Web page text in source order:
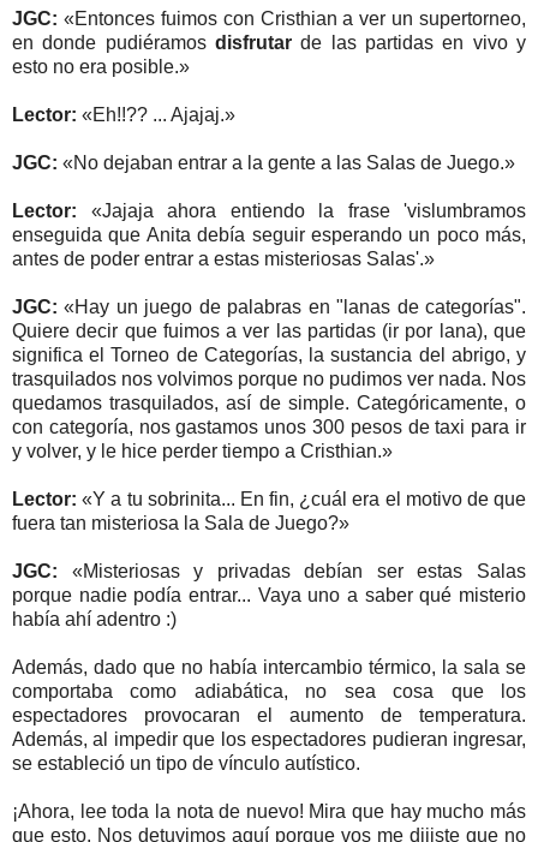
JGC: «Entonces fuimos con Cristhian a ver un supertorneo,
en donde pudiéramos disfrutar de las partidas en vivo y
esto no era posible.»
Lector: «Eh!!?? ... Ajajaj.»
JGC: «No dejaban entrar a la gente a las Salas de Juego.»
Lector: «Jajaja ahora entiendo la frase 'vislumbramos
enseguida que Anita debía seguir esperando un poco más,
antes de poder entrar a estas misteriosas Salas'.»
JGC: «Hay un juego de palabras en "lanas de categorías".
Quiere decir que fuimos a ver las partidas (ir por lana), que
significa el Torneo de Categorías, la sustancia del abrigo, y
trasquilados nos volvimos porque no pudimos ver nada. Nos
quedamos trasquilados, así de simple. Categóricamente, o
con categoría, nos gastamos unos 300 pesos de taxi para ir
y volver, y le hice perder tiempo a Cristhian.»
Lector: «Y a tu sobrinita... En fin, ¿cuál era el motivo de que
fuera tan misteriosa la Sala de Juego?»
JGC: «Misteriosas y privadas debían ser estas Salas
porque nadie podía entrar... Vaya uno a saber qué misterio
había ahí adentro :)
Además, dado que no había intercambio térmico, la sala se
comportaba como adiabática, no sea cosa que los
espectadores provocaran el aumento de temperatura.
Además, al impedir que los espectadores pudieran ingresar,
se estableció un tipo de vínculo autístico.
¡Ahora, lee toda la nota de nuevo! Mira que hay mucho más
que esto. Nos detuvimos aquí porque vos me dijiste que no